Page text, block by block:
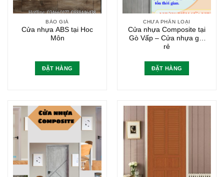
BÁO GIÁ
Cửa nhựa ABS tại Hoc
Môn
ĐẶT HÀNG
CHƯA PHÂN LOẠI
Cửa nhựa Composite tại
Gò Vấp – Cửa nhựa giá
rẻ
ĐẶT HÀNG